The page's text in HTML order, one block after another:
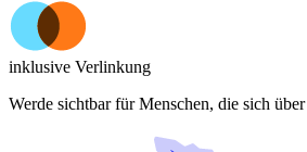
inklusive Verlinkung
Werde sichtbar für Menschen, die sich über